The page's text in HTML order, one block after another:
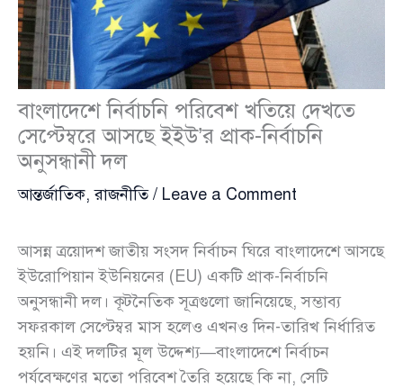
বাংলাদেশে নির্বাচনি পরিবেশ খতিয়ে দেখতে
সেপ্টেম্বরে আসছে ইইউ’র প্রাক-নির্বাচনি
অনুসন্ধানী দল
আন্তর্জাতিক,রাজনীতি/ Leave a Comment
আসন্ন ত্রয়োদশ জাতীয় সংসদ নির্বাচন ঘিরে বাংলাদেশে আসছে
ইউরোপিয়ান ইউনিয়নের (EU) একটি প্রাক-নির্বাচনি
অনুসন্ধানী দল। কূটনৈতিক সূত্রগুলো জানিয়েছে, সম্ভাব্য
সফরকাল সেপ্টেম্বর মাস হলেও এখনও দিন-তারিখ নির্ধারিত
হয়নি। এই দলটির মূল উদ্দেশ্য—বাংলাদেশে নির্বাচন
পর্যবেক্ষণের মতো পরিবেশ তৈরি হয়েছে কি না, সেটি